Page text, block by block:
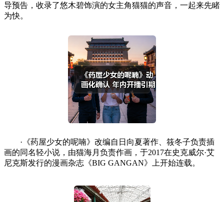
导预告，收录了悠木碧饰演的女主角猫猫的声音，一起来先睹
为快。
·《药屋少女的呢喃》改编自日向夏著作、筱冬子负责插
画的同名轻小说，由猫海月负责作画，于2017在史克威尔·艾
尼克斯发行的漫画杂志《BIG GANGAN》上开始连载。